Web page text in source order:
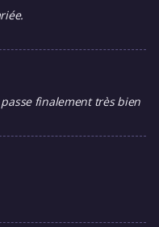
finalement très bien